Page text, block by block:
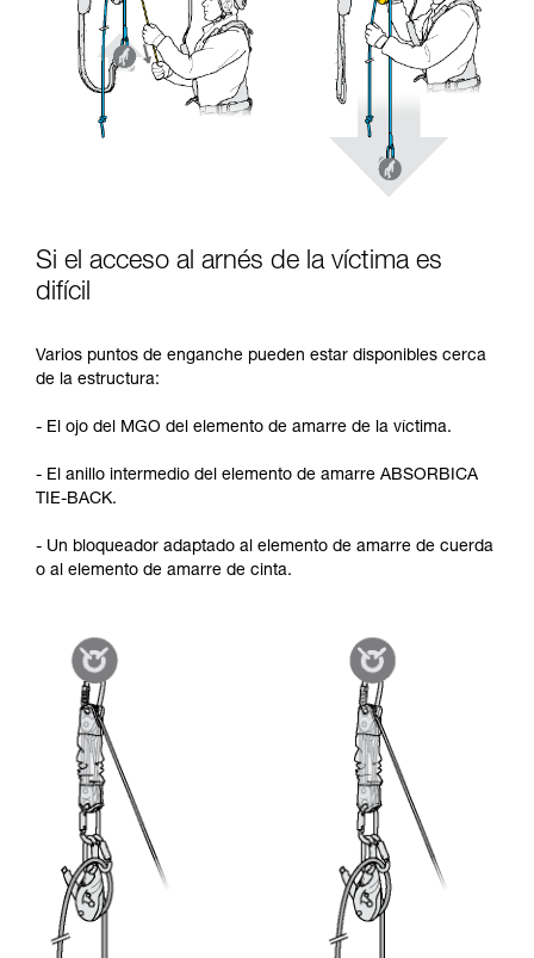
Si el acceso al arnés de la víctima es
difícil
Varios puntos de enganche pueden estar disponibles cerca
de la estructura:
- El ojo del MGO del elemento de amarre de la víctima.
- El anillo intermedio del elemento de amarre ABSORBICA
TIE-BACK.
- Un bloqueador adaptado al elemento de amarre de cuerda
o al elemento de amarre de cinta.